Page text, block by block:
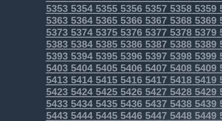
5353535453555356535753585359
5363536453655366536753685369
5373537453755376537753785379
5383538453855386538753885389
5393539453955396539753985399
5403540454055406540754085409
5413541454155416541754185419
5423542454255426542754285429
5433543454355436543754385439
5443544454455446544754485449